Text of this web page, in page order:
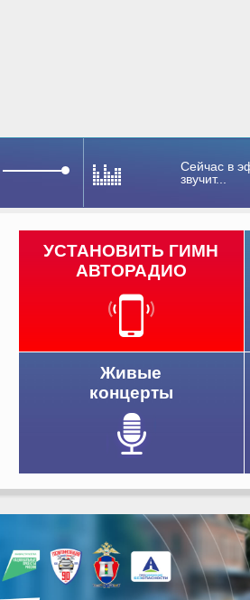
Сейчас в
звучит...
УСТАНОВИТЬ ГИМН
АВТОРАДИО
Живые
концерты